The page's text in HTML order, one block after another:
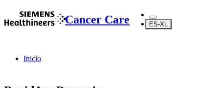
Cancer Care ES-XL
Inicio